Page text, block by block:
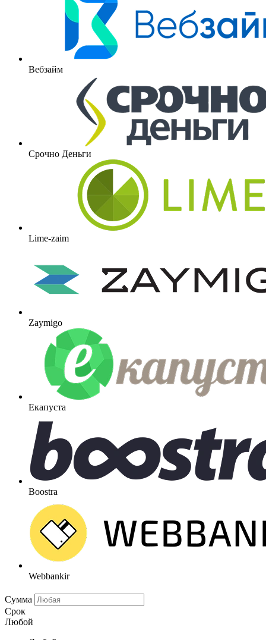
Вебзайм
Срочно Деньги
Lime-zaim
Zaymigo
Екапуста
Boostra
Webbankir
Сумма
Срок
Любой